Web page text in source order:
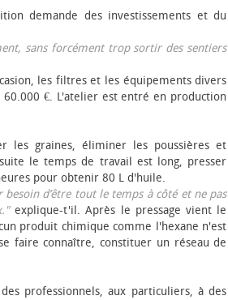
demande des investissements et du
sans forcément trop sortir des sentiers
les filtres et les équipements divers
€. L'atelier est entré en production
les graines, éliminer les poussières et
le temps de travail est long, presser
pour obtenir 80 L d'huile.
besoin d’être tout le temps à côté et ne pas
explique-t'il. Après le pressage vient le
produit chimique comme l'hexane n'est
faire connaître, constituer un réseau de
professionnels, aux particuliers, à des